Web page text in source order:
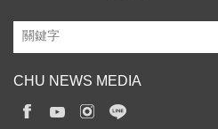
CHU NEWS MEDIA